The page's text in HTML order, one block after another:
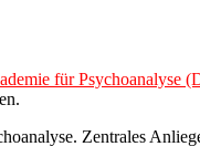
für Psychoanalyse
Zentrales